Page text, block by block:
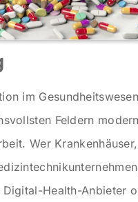
im
Feldern
Wer Krankenhäuser,
Digital-Health-Anbieter